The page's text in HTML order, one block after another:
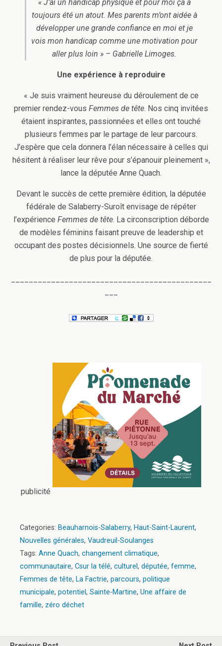
« J’ai un handicap physique et pour moi ça a
toujours été un atout. Mes parents m’ont aidée à
développer une grande confiance en moi et je
vois mon handicap comme une motivation pour
aller plus loin » – Gabrielle Limoges.
Une expérience à reproduire
« Je suis vraiment heureuse du déroulement de ce
premier rendez-vous Femmes de tête. Nos cinq invitées
étaient inspirantes, passionnées et elles ont touché
plusieurs femmes par le partage de leur parcours.
J’espère que cela donnera l’élan nécessaire à celles qui
hésitent à réaliser leur rêve pour s’épanouir pleinement »,
lance la députée Anne Quach.
Devant le succès de cette première édition, la députée
fédérale de Salaberry-Suroît envisage de répéter
l’expérience Femmes de tête. La circonscription déborde
de modèles féminins faisant preuve de leadership et
occupant des postes décisionnels. Une source de fierté
de plus pour la députée.
publicité
Categories: Beauharnois-Salaberry, Haut-Saint-Laurent,
Nouvelles générales, Vaudreuil-Soulanges
Tags: Anne Quach, changement climatique,
communautaire, Csur la télé, culturel , députée, femme,
Femmes de tête, La Factrie, parcours, politique
municipale, potentiel , Sainte-Martine, Une affaire de
famille, zéro déchet